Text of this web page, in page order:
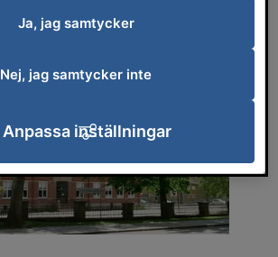
Ja, jag samtycker
Nej, jag samtycker inte
Anpassa inställningar